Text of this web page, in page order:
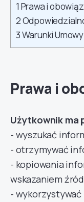
1 Prawa i
2
3Warunki Umowy
Prawa i
Użytkownik ma
- wyszukać
- otrzymywać
- kopiowania
wskazaniem
-